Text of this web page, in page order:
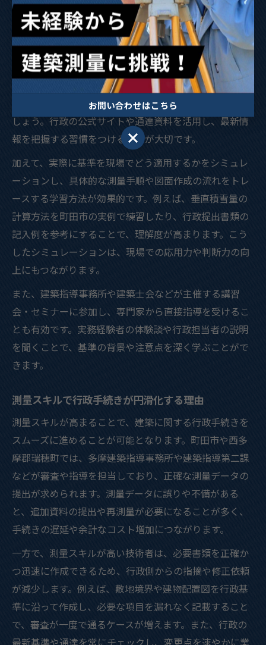
建築測量で基準理解を深める学習法とは
建築測量で基準理解を深めるためには、体系的な学習法
の導入が不可欠です。まず、東京都の特定行政庁が公開
している建築基準や、町田市・瑞穂町の地域特有の規定
を定期的にチェックし、内容を整理することから始めま
しょう。行政の公式サイトや通達資料を活用し、最新情
報を把握する習慣をつけることが大切です。
加えて、実際に基準を現場でどう適用するかをシミュレ
ーションし、具体的な測量手順や図面作成の流れをトレ
ースする学習方法が効果的です。例えば、垂直積雪量の
計算方法を町田市の実例で練習したり、行政提出書類の
記入例を参考にすることで、理解度が高まります。こう
したシミュレーションは、現場での応用力や判断力の向
上にもつながります。
また、建築指導事務所や建築士会などが主催する講習
会・セミナーに参加し、専門家から直接指導を受けるこ
とも有効です。実務経験者の体験談や行政担当者の説明
を聞くことで、基準の背景や注意点を深く学ぶことがで
きます。
測量スキルで行政手続きが円滑化する理由
測量スキルが高まることで、建築に関する行政手続きを
スムーズに進めることが可能となります。町田市や西多
摩郡瑞穂町では、多摩建築指導事務所や建築指導第二課
などが審査や指導を担当しており、正確な測量データの
提出が求められます。測量データに誤りや不備がある
と、追加資料の提出や再測量が必要になることが多く、
手続きの遅延や余計なコスト増加につながります。
一方で、測量スキルが高い技術者は、必要書類を正確か
つ迅速に作成できるため、行政側からの指摘や修正依頼
が減少します。例えば、敷地境界や建物配置図を行政基
準に沿って作成し、必要な項目を漏れなく記載すること
で、審査が一度で通るケースが増えます。また、行政の
最新基準や通達を常にチェックし、変更点を速やかに業
お問い合わせはこちら
お問い合わせはこちら